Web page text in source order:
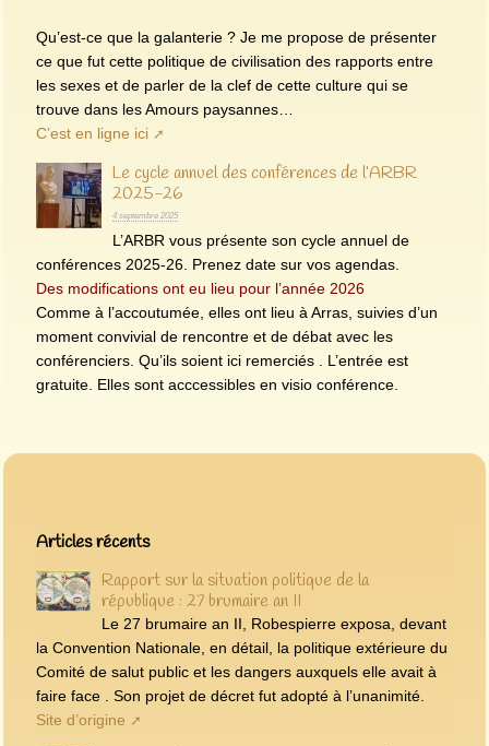
Qu’est-ce que la galanterie ? Je me propose de présenter
ce que fut cette politique de civilisation des rapports entre
les sexes et de parler de la clef de cette culture qui se
trouve dans les Amours paysannes…
C’est en ligne ici
Le cycle annuel des conférences de l’ARBR
2025-26
4 septembre 2025
L’ARBR vous présente son cycle annuel de
conférences 2025-26. Prenez date sur vos agendas.
Des modifications ont eu lieu pour l’année 2026
Comme à l’accoutumée, elles ont lieu à Arras, suivies d’un
moment convivial de rencontre et de débat avec les
conférenciers. Qu’ils soient ici remerciés . L’entrée est
gratuite. Elles sont acccessibles en visio conférence.
Articles les plus récents
Articles récents
Rapport sur la situation politique de la
république : 27 brumaire an II
Le 27 brumaire an II, Robespierre exposa, devant
la Convention Nationale, en détail, la politique extérieure du
Comité de salut public et les dangers auxquels elle avait à
faire face . Son projet de décret fut adopté à l’unanimité.
Site d’origine